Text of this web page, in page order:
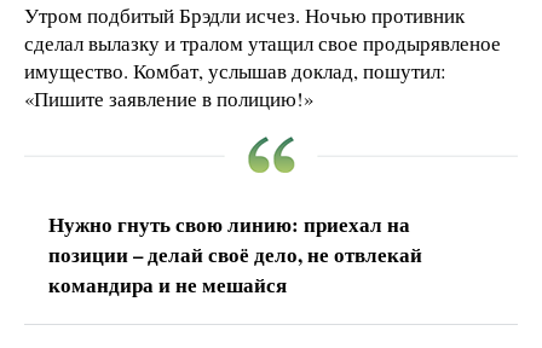
Утром подбитый Брэдли исчез. Ночью противник
сделал вылазку и тралом утащил свое продырявленое
имущество. Комбат, услышав доклад, пошутил:
«Пишите заявление в полицию!»
Нужно гнуть свою линию: приехал на
позиции – делай своё дело, не отвлекай
командира и не мешайся